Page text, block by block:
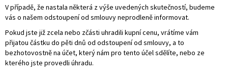
V případě, že nastala některá z výše uvedených skutečností, budeme
vás o našem odstoupení od smlouvy neprodleně informovat.
Pokud jste již zcela nebo zčásti uhradili kupní cenu, vrátíme vám
přijatou částku do pěti dnů od odstoupení od smlouvy, a to
bezhotovostně na účet, který nám pro tento účel sdělíte, nebo ze
kterého jste provedli úhradu.